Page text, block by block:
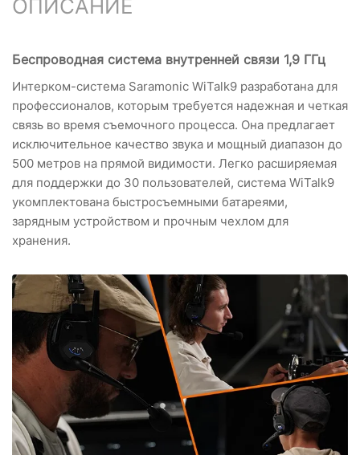
ОПИСАНИЕ
Беспроводная система внутренней связи 1,9 ГГц
Интерком-система Saramonic WiTalk9 разработана для
профессионалов, которым требуется надежная и четкая
связь во время съемочного процесса. Она предлагает
исключительное качество звука и мощный диапазон до
500 метров на прямой видимости. Легко расширяемая
для поддержки до 30 пользователей, система WiTalk9
укомплектована быстросъемными батареями,
зарядным устройством и прочным чехлом для
хранения.